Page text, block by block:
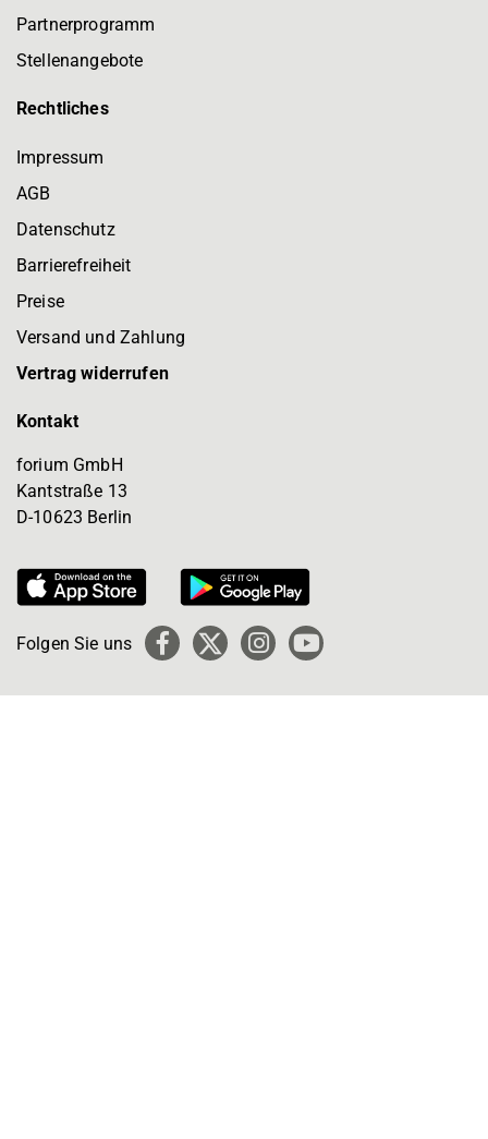
Partnerprogramm
Stellenangebote
Rechtliches
Impressum
AGB
Datenschutz
Barrierefreiheit
Preise
Versand und Zahlung
Vertrag widerrufen
Kontakt
forium GmbH
Kantstraße 13
D-10623 Berlin
Folgen Sie uns Facebook
X
Instagram